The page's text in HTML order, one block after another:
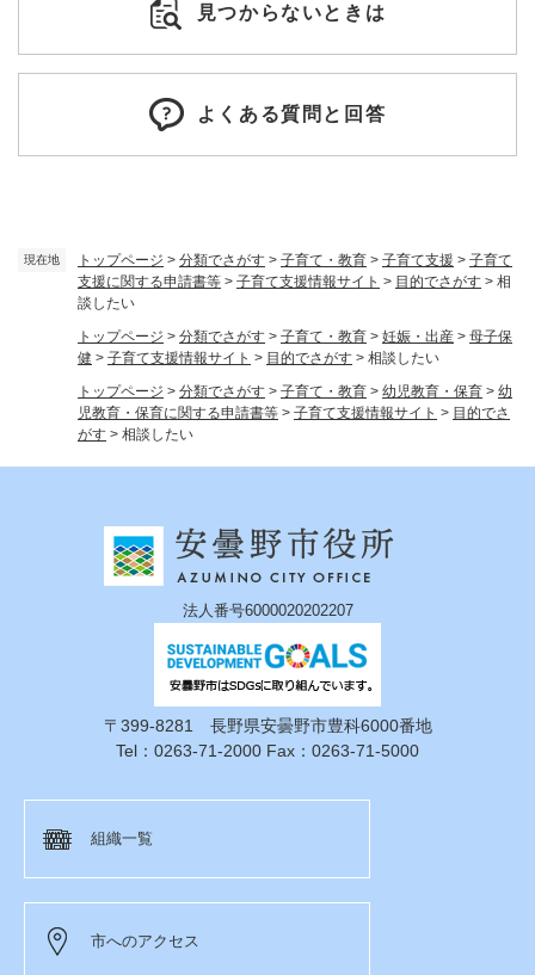
現在地 トップページ > 分類でさがす > 子育て・教育 > 子育て支援 > 子育て
支援に関する申請書等 > 子育て支援情報サイト > 目的でさがす > 相
談したい
トップページ > 分類でさがす > 子育て・教育 > 妊娠・出産 > 母子保
健 > 子育て支援情報サイト > 目的でさがす > 相談したい
トップページ > 分類でさがす > 子育て・教育 > 幼児教育・保育 > 幼
児教育・保育に関する申請書等 > 子育て支援情報サイト > 目的でさ
がす > 相談したい
見つからないときは
よくある質問と回答
法人番号6000020202207
〒399-8281 長野県安曇野市豊科6000番地
Tel：0263-71-2000 Fax：0263-71-5000
組織一覧
市へのアクセス